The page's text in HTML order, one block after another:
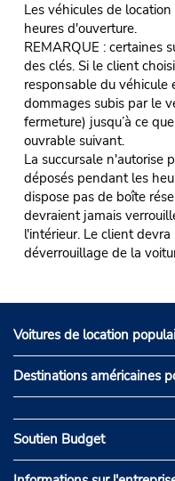
Les véhicules de
heures d'ouverture.
REMARQUE : certaines
des clés. Si le client
responsable du véhicule
dommages subis par le
fermeture) jusqu’à ce
ouvrable suivant.
La succursale n'autorise
déposés pendant les
dispose pas de boîte
devraient jamais
l'intérieur. Le client
déverrouillage de la
Voitures de location
Destinations américaines
Soutien Budget